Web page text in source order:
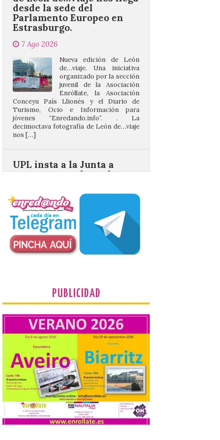
7 Ago 2026
Nueva edición de León
juvenil de la Asociación
Enróllate, la Asociación
Conceyu País Llionés y el Diario de
Turismo, Ocio e Información para
jóvenes “Enredando.info”. . La
decimoctava fotografía de León de…viaje
nos […]
UPL insta a la Junta a
BIC en estado de ruina
Un Bien de Interés
Cultural abandonado
desde 1949. Los
procuradores leonesistas
plantean que la Junta
contacte cuanto antes con los
propietarios para exigirles medidas
inmediatas que frenen el deterioro y el
La Universidad de León
distribuye folletos con la
programación del evento
del eclipse solar que
organiza con la ESA y el
Ayuntamiento
7 Ago 2026
Los materiales ya pueden
recogerse gratuitamente
en la Oficina de
Información Turística de
León e incluyen, además
del programa del evento, una guía
PUBLICIDAD